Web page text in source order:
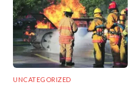
UNCATEGORIZED